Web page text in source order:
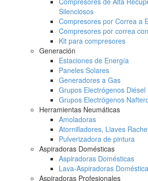
Silenciosos
Compresores por Correa a
Compresores por correa
Kit para compresores
Generación
Estaciones de Energía
Paneles Solares
Generadores a Gas
Grupos Electrógenos Diésel
Grupos Electrógenos
Herramientas Neumáticas
Amoladoras
Atornilladores, Llaves
Pulverizadora de pintura
Aspiradoras Domésticas
Aspiradoras Domésticas
Lava-Aspiradoras
Aspiradoras Profesionales